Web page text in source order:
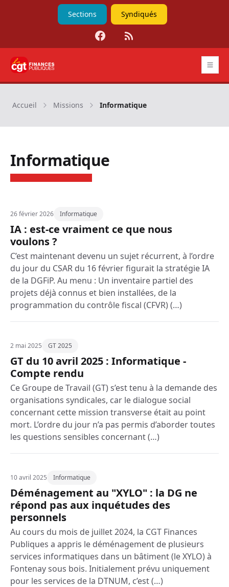
Sections Syndiqués
Facebook
RSS
CGT Finances publiques
Accueil Missions Informatique
Informatique
26 février 2026 Informatique
IA : est-ce vraiment ce que nous
voulons ?
C’est maintenant devenu un sujet récurrent, à l’ordre
du jour du CSAR du 16 février figurait la stratégie IA
de la DGFiP. Au menu : Un inventaire partiel des
projets déjà connus et bien installées, de la
programmation du contrôle fiscal (CFVR) (…)
2 mai 2025 GT 2025
GT du 10 avril 2025 : Informatique -
Compte rendu
Ce Groupe de Travail (GT) s’est tenu à la demande des
organisations syndicales, car le dialogue social
concernant cette mission transverse était au point
mort. L’ordre du jour n’a pas permis d’aborder toutes
les questions sensibles concernant (…)
10 avril 2025 Informatique
Déménagement au "XYLO" : la DG ne
répond pas aux inquétudes des
personnels
Au cours du mois de juillet 2024, la CGT Finances
Publiques a appris le déménagement de plusieurs
services informatiques dans un bâtiment (le XYLO) à
Fontenay sous bois. Initialement prévu uniquement
pour les services de la DTNUM, c’est (…)